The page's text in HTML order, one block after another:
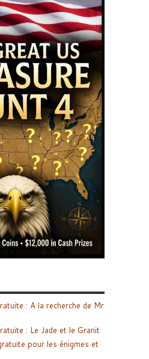
: A la recherche de Mr
: Le Jade et le Granit
pour les énigmes et